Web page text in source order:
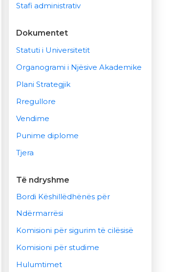
Stafi administrativ
Dokumentet
Statuti i Universitetit
Organogrami i Njësive Akademike
Plani Strategjik
Rregullore
Vendime
Punime diplome
Tjera
Të ndryshme
Bordi Këshillëdhënës për
Ndërmarrësi
Komisioni për sigurim të cilësisë
Komisioni për studime
Hulumtimet